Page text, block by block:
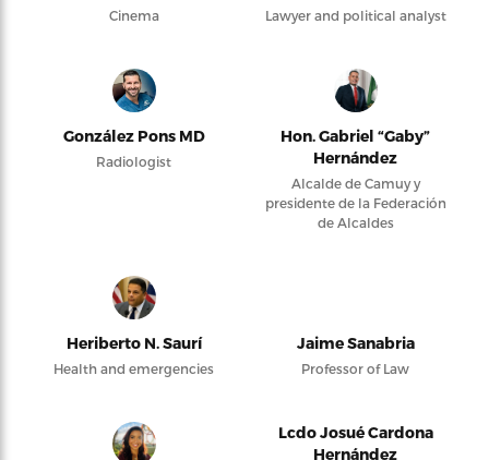
Cinema Lawyer and political analyst
González Pons MD
Radiologist
Hon. Gabriel “Gaby”
Hernández
Alcalde de Camuy y
presidente de la Federación
de Alcaldes
Heriberto N. Saurí
Health and emergencies
Jaime Sanabria
Professor of Law
Lcdo Josué Cardona
Hernández